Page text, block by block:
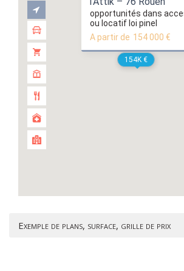
154K €
opportunités dans
ou locatif loi pinel
A partir de 154 000 €
Exemple de plans, surface, grille de prix